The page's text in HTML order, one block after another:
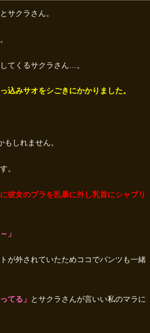
とサクラさん。
てくるサクラさん…。
込みサオをシごきにかかりました。
しれません。
。
彼女のブラを乱暴に外し乳首にシャブリ
」
が外されていたためココでパンツも一緒
てる」 とサクラさんが言いい私のマラに